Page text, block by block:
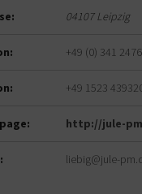
04107Leipzig
+49 (0) 341
+49 1523
http://jule-
liebig@jule-